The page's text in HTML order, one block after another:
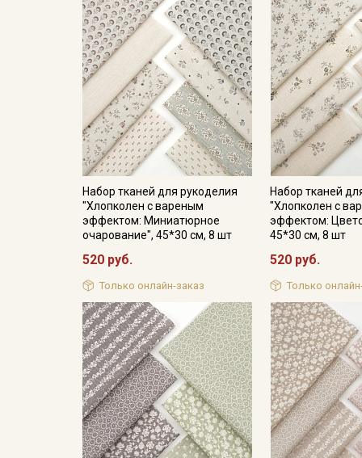
Набор тканей для рукоделия
"Хлопколен с вареным
эффектом: Миниатюрное
очарование", 45*30 см, 8 шт
520 руб.
Только онлайн-заказ
Набор тканей
"Хлопколен с
эффектом:
45*30 см, 8 шт
520 руб.
Только